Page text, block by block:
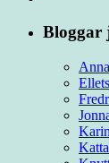
Bloggar
Ellets